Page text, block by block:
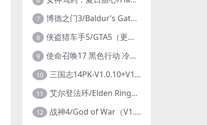
7 博德之门3/Baldur’s Gate 3（更新v4.1.1.7209685）
8 侠盗猎车手5/GTA5（更新v1.70纯净版-内置修改器+通关存档）
9 使命召唤17 黑色行动 冷战V1.34 全DLC 官方中文版COD17
10 三国志14PK-V1.0.10+V1.0.25-威力加强豪华版（武将面容套装-全DLC+季票+特典+中文语音+编辑修改器）
11 艾尔登法环/Elden Ring（更新v1.14 ）
12 战神4/God of War（V1.0.13-斗战狂神-奎爷的裁决+全DLC）